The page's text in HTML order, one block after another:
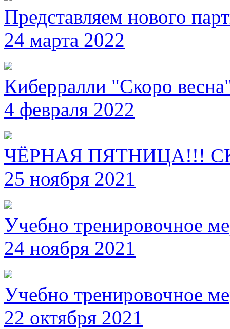
Представляем нового
24 марта 2022
Киберралли "Скоро
4 февраля 2022
ЧЁРНАЯ ПЯТНИЦА!!!
25 ноября 2021
Учебно тренировочное
24 ноября 2021
Учебно тренировочное
22 октября 2021